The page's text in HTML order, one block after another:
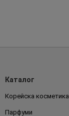
Каталог
Корейска косметика
Парфуми